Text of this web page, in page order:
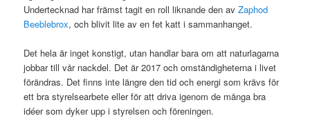
Undertecknad har främst tagit en roll liknande den avZaphod
Beeblebrox, och blivit lite av en fet katt i sammanhanget.
Det hela är inget konstigt, utan handlar bara om att naturlagarna
jobbar till vår nackdel. Det är 2017 och omständigheterna i livet
förändras. Det finns inte längre den tid och energi som krävs för
ett bra styrelsearbete eller för att driva igenom de många bra
idéer som dyker upp i styrelsen och föreningen.